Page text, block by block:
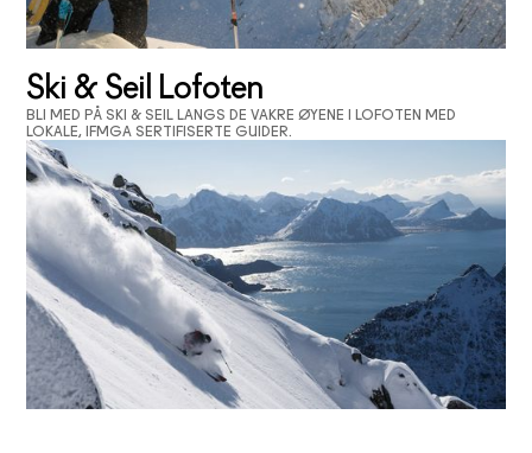
Ski & Seil Lofoten
BLI MED PÅ SKI & SEIL LANGS DE VAKRE ØYENE I LOFOTEN MED
LOKALE, IFMGA SERTIFISERTE GUIDER.